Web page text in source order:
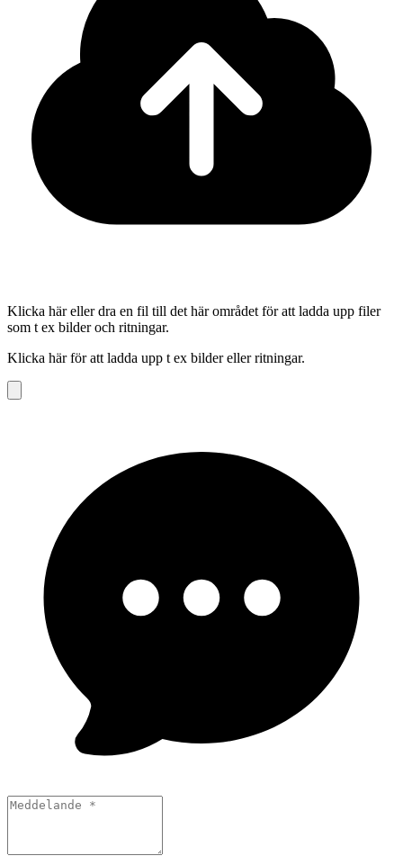
Klicka här eller dra en fil till det här området för att ladda upp filer
som t ex bilder och ritningar.
Klicka här för att ladda upp t ex bilder eller ritningar.